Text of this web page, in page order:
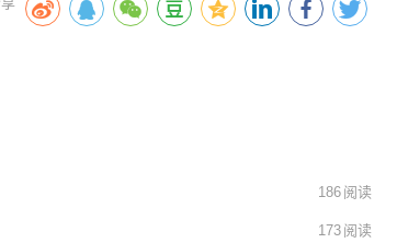
186 阅读
173 阅读